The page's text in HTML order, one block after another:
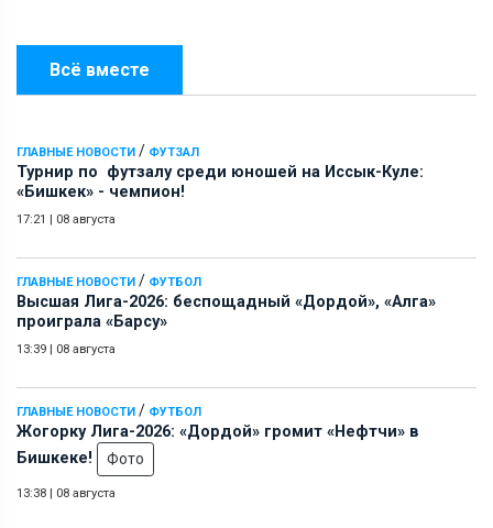
Всё вместе
ГЛАВНЫЕ НОВОСТИ / ФУТЗАЛ
Турнир по футзалу среди юношей на Иссык-Куле:
«Бишкек» - чемпион!
17:21 | 08 августа
ГЛАВНЫЕ НОВОСТИ / ФУТБОЛ
Высшая Лига-2026: беспощадный «Дордой», «Алга»
проиграла «Барсу»
13:39 | 08 августа
ГЛАВНЫЕ НОВОСТИ / ФУТБОЛ
Жогорку Лига-2026: «Дордой» громит «Нефтчи» в
Бишкеке!
Фото
13:38 | 08 августа